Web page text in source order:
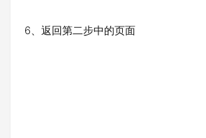
6、返回第二步中的页面